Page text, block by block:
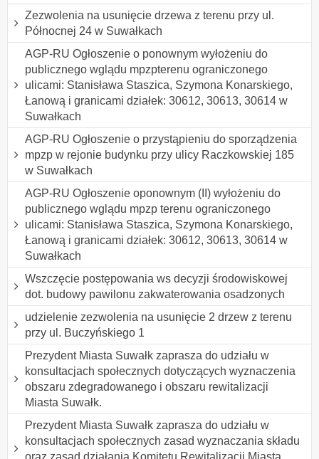
Zezwolenia na usunięcie drzewa z terenu przy ul.
Północnej 24 w Suwałkach
AGP-RU Ogłoszenie o ponownym wyłożeniu do
publicznego wglądu mpzpterenu ograniczonego
ulicami: Stanisława Staszica, Szymona Konarskiego,
Łanową i granicami działek: 30612, 30613, 30614 w
Suwałkach
AGP-RU Ogłoszenie o przystąpieniu do sporządzenia
mpzp w rejonie budynku przy ulicy Raczkowskiej 185
w Suwałkach
AGP-RU Ogłoszenie oponownym (II) wyłożeniu do
publicznego wglądu mpzp terenu ograniczonego
ulicami: Stanisława Staszica, Szymona Konarskiego,
Łanową i granicami działek: 30612, 30613, 30614 w
Suwałkach
Wszczęcie postępowania ws decyzji środowiskowej
dot. budowy pawilonu zakwaterowania osadzonych
udzielenie zezwolenia na usunięcie 2 drzew z terenu
przy ul. Buczyńskiego 1
Prezydent Miasta Suwałk zaprasza do udziału w
konsultacjach społecznych dotyczących wyznaczenia
obszaru zdegradowanego i obszaru rewitalizacji
Miasta Suwałk.
Prezydent Miasta Suwałk zaprasza do udziału w
konsultacjach społecznych zasad wyznaczania składu
oraz zasad działania Komitetu Rewitalizacji Miasta